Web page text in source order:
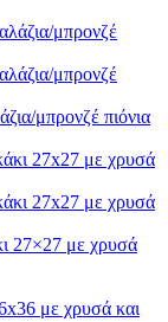
μπρονζέ πιόνια
27×27 με χρυσά